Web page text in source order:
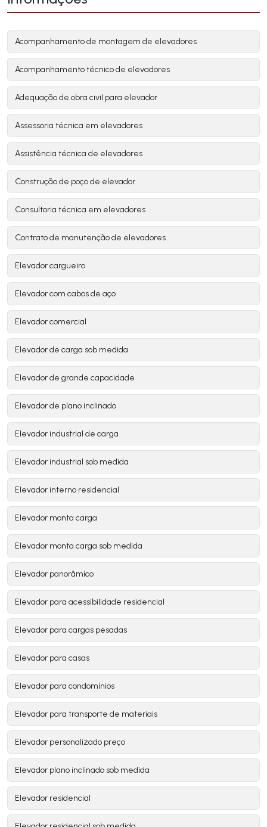
Acompanhamento de montagem de elevadores
Acompanhamento técnico de elevadores
Adequação de obra civil para elevador
Assessoria técnica em elevadores
Assistência técnica de elevadores
Construção de poço de elevador
Consultoria técnica em elevadores
Contrato de manutenção de elevadores
Elevador cargueiro
Elevador com cabos de aço
Elevador comercial
Elevador de carga sob medida
Elevador de grande capacidade
Elevador de plano inclinado
Elevador industrial de carga
Elevador industrial sob medida
Elevador interno residencial
Elevador monta carga
Elevador monta carga sob medida
Elevador panorâmico
Elevador para acessibilidade residencial
Elevador para cargas pesadas
Elevador para casas
Elevador para condomínios
Elevador para transporte de materiais
Elevador personalizado preço
Elevador plano inclinado sob medida
Elevador residencial